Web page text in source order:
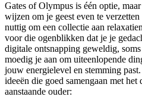
Gates of Olympus is één optie,
wijzen om je geest even te
nuttig om een collectie aan
voor die ogenblikken dat je je
digitale ontsnapping geweldig,
moedig je aan om uiteenlopende
jouw energielevel en stemming
ideeën die goed samengaan met
aanstaande ouder: